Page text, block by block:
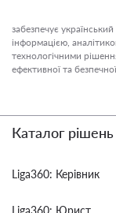
забезпечує український
інформацією,
технологічними
ефективної та
Каталог рішень
Liga360: Керівник
Liga360: Юрист